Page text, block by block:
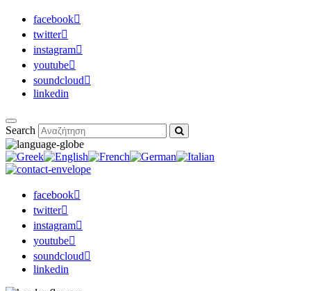
facebook
twitter
instagram
youtube
soundcloud
linkedin
Search
facebook
twitter
instagram
youtube
soundcloud
linkedin